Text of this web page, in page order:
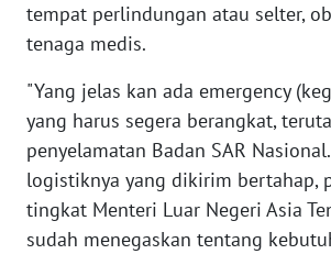
tempat perlindungan atau selter,
tenaga medis.
"Yang jelas kan ada emergency
yang harus segera berangkat,
penyelamatan Badan SAR
logistiknya yang dikirim bertahap,
tingkat Menteri Luar Negeri Asia
sudah menegaskan tentang
WN
SUMUT
WN
JAKARTA
WN
JABAR